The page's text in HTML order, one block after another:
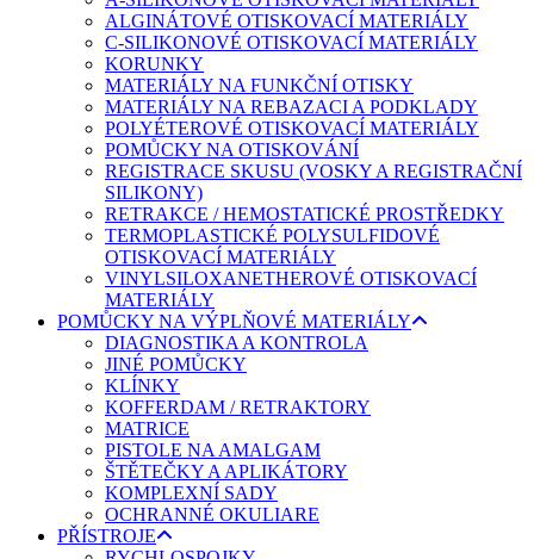
ALGINÁTOVÉ OTISKOVACÍ MATERIÁLY
C-SILIKONOVÉ OTISKOVACÍ MATERIÁLY
KORUNKY
MATERIÁLY NA FUNKČNÍ OTISKY
MATERIÁLY NA REBAZACI A PODKLADY
POLYÉTEROVÉ OTISKOVACÍ MATERIÁLY
POMŮCKY NA OTISKOVÁNÍ
REGISTRACE SKUSU (VOSKY A REGISTRAČNÍ
SILIKONY)
RETRAKCE / HEMOSTATICKÉ PROSTŘEDKY
TERMOPLASTICKÉ POLYSULFIDOVÉ
OTISKOVACÍ MATERIÁLY
VINYLSILOXANETHEROVÉ OTISKOVACÍ
MATERIÁLY
POMŮCKY NA VÝPLŇOVÉ MATERIÁLY
DIAGNOSTIKA A KONTROLA
JINÉ POMŮCKY
KLÍNKY
KOFFERDAM / RETRAKTORY
MATRICE
PISTOLE NA AMALGAM
ŠTĚTEČKY A APLIKÁTORY
KOMPLEXNÍ SADY
OCHRANNÉ OKULIARE
PŘÍSTROJE